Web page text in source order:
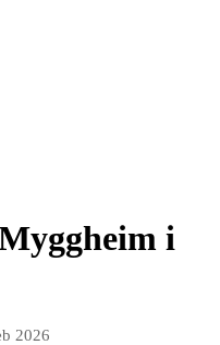
i
2026